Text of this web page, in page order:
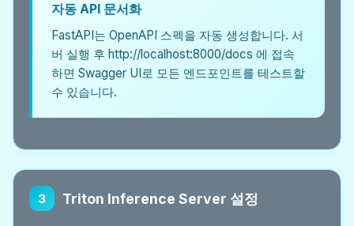
자동 API 문서화
FastAPI는 OpenAPI 스펙을 자동 생성합니다. 서
버 실행 후 http://localhost:8000/docs 에 접속
하면 Swagger UI로 모든 엔드포인트를 테스트할
수 있습니다.
3 Triton Inference Server 설정